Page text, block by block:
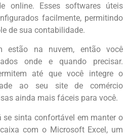
online. Esses softwares úteis
facilmente, permitindo
de sua contabilidade.
estão na nuvem, então você
onde e quando precisar.
até que você integre o
ao seu site de comércio
ainda mais fáceis para você.
se sinta confortável em manter o
com o Microsoft Excel, um